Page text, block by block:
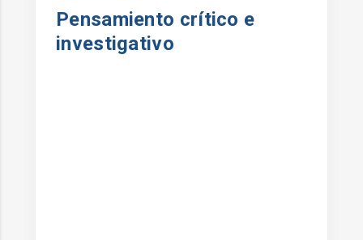
Pensamiento crítico e
investigativo